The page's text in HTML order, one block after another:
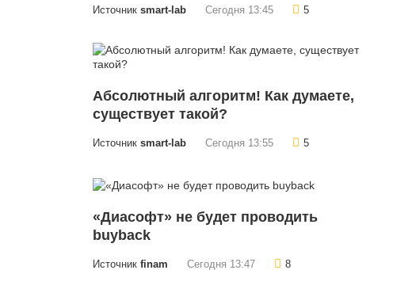
Источник smart-lab Сегодня 13:45 5
Абсолютный алгоритм! Как думаете,
существует такой?
Источник smart-lab Сегодня 13:55 5
«Диасофт» не будет проводить
buyback
Источник finam Сегодня 13:47 8